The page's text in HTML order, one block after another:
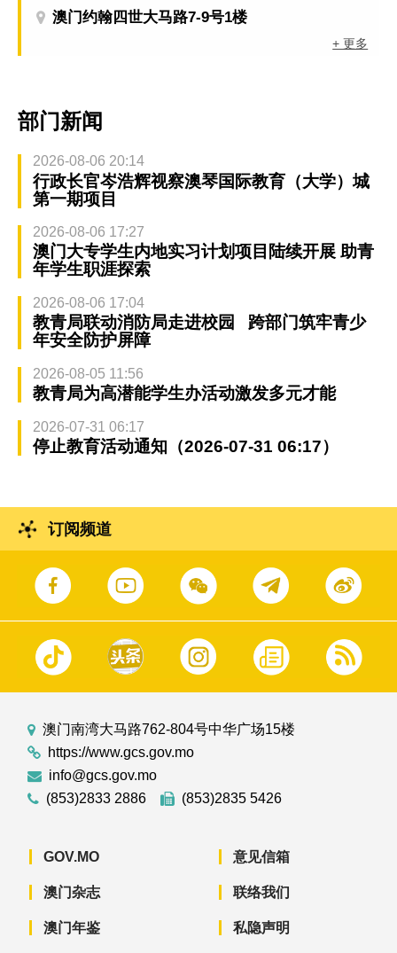
澳门约翰四世大马路7-9号1楼
+ 更多
部门新闻
2026-08-06 20:14
行政长官岑浩辉视察澳琴国际教育（大学）城
第一期项目
2026-08-06 17:27
澳门大专学生内地实习计划项目陆续开展 助青
年学生职涯探索
2026-08-06 17:04
教青局联动消防局走进校园 跨部门筑牢青少
年安全防护屏障
2026-08-05 11:56
教青局为高潜能学生办活动激发多元才能
2026-07-31 06:17
停止教育活动通知（2026-07-31 06:17）
订阅频道
澳门南湾大马路762-804号中华广场15楼
https://www.gcs.gov.mo
info@gcs.gov.mo
(853)2833 2886
(853)2835 5426
GOV.MO
澳门杂志
澳门年鉴
意见信箱
联络我们
私隐声明